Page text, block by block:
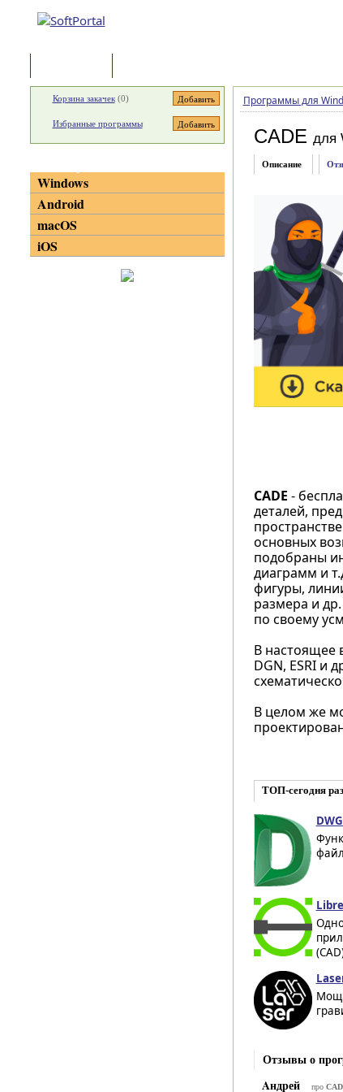
Программы для
CADE для
Описание
CADE -
деталей,
основных
подобраны
диаграмм и
фигуры,
размера и
по своему
В настоящее
DGN, ESRI и
В целом же
ТОП-сегодня
Отзывы о
Aндрей
про
Корзина закачек(0)
Избранные программы
Windows
Android
macOS
iOS